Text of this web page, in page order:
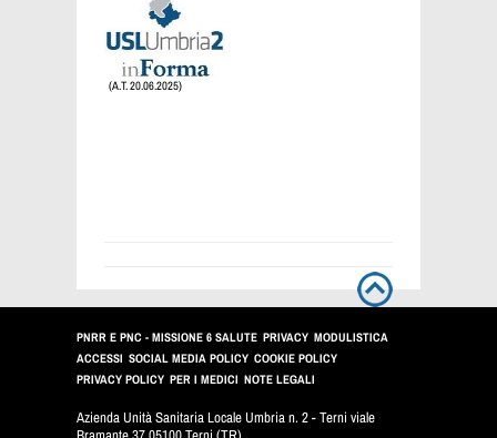
(A.T. 20.06.2025)
PNRR E PNC - MISSIONE 6 SALUTE PRIVACY MODULISTICA
ACCESSI SOCIAL MEDIA POLICY COOKIE POLICY
PRIVACY POLICY PER I MEDICI NOTE LEGALI
Azienda Unità Sanitaria Locale Umbria n. 2 - Terni viale